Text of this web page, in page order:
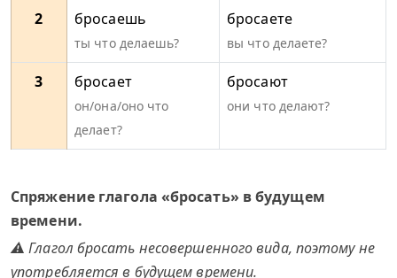
2 бросаешь
ты что делаешь?
бросаете
вы что делаете?
3 бросает
он/она/оно что
делает?
бросают
они что делают?
Спряжение глагола «бросать» в будущем
времени.
⚠ Глагол бросать несовершенного вида, поэтому не
употребляется в будущем времени.